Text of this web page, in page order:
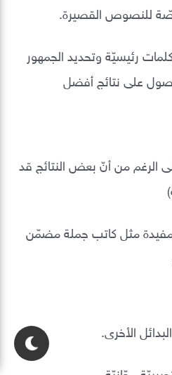
للنصوص القصيرة.
رئيسيّة وتحديد الجمهور
على نتائج أفضل
الرغم من أنّ بعض النتائج قد
مثل كاتب جملة مضمّن
الأخرى.